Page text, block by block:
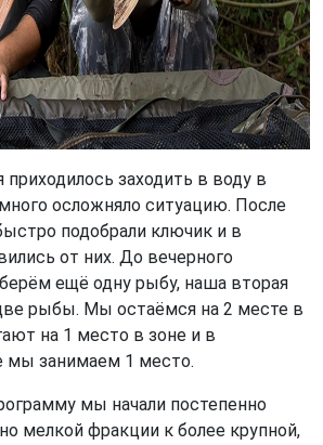
приходилось заходить в воду в
осложняло ситуацию. После
подобрали ключик и в
от них. До вечерного
ещё одну рыбу, наша вторая
рыбы. Мы остаёмся на 2 месте в
на 1 место в зоне и в
мы занимаем 1 место.
мы начали постепенно
мелкой фракции к более крупной,